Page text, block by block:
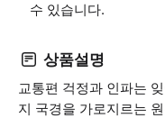
수 있습니다.
상품설명
교통편 걱정과 인파는
지 국경을 가로지르는